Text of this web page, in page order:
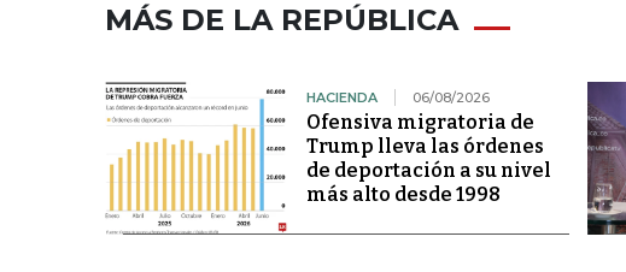
MÁS DE LA REPÚBLICA
HACIENDA 06/08/2026
Ofensiva migratoria de
Trump lleva las órdenes
de deportación a su nivel
más alto desde 1998